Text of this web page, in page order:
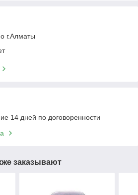
г.Алматы
14 дней по договоренности
заказывают